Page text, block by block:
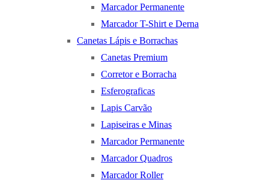
Marcador Permanente
Marcador T-Shirt e Derna
Canetas Lápis e Borrachas
Canetas Premium
Corretor e Borracha
Esferograficas
Lapis Carvão
Lapiseiras e Minas
Marcador Permanente
Marcador Quadros
Marcador Roller